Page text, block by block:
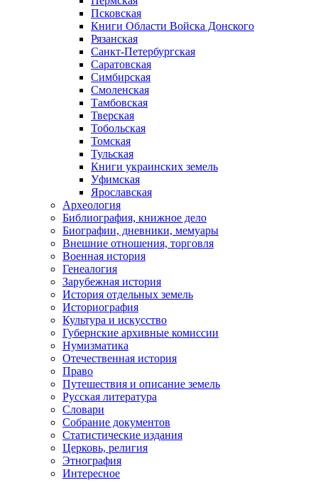
Псковская
Книги Области Войска Донского
Рязанская
Санкт-Петербургская
Саратовская
Симбирская
Смоленская
Тамбовская
Тверская
Тобольская
Томская
Тульская
Книги украинских земель
Уфимская
Ярославская
Археология
Библиография, книжное дело
Биографии, дневники, мемуары
Внешние отношения, торговля
Военная история
Генеалогия
Зарубежная история
История отдельных земель
Историография
Культура и искусство
Губернские архивные комиссии
Нумизматика
Отечественная история
Право
Путешествия и описание земель
Русская литература
Словари
Собрание документов
Статистические издания
Церковь, религия
Этнография
Интересное